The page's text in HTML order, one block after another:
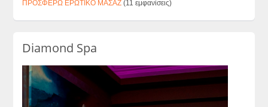
ΠΡΟΣΦΕΡΩ ΕΡΩΤΙΚΟ ΜΑΣΑΖ (11 εμφανίσεις)
Diamond Spa